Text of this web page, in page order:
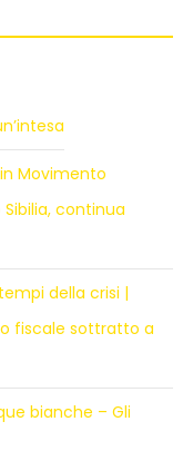
Movimento
continua
della crisi |
fiscale sottratto a
bianche – Gli